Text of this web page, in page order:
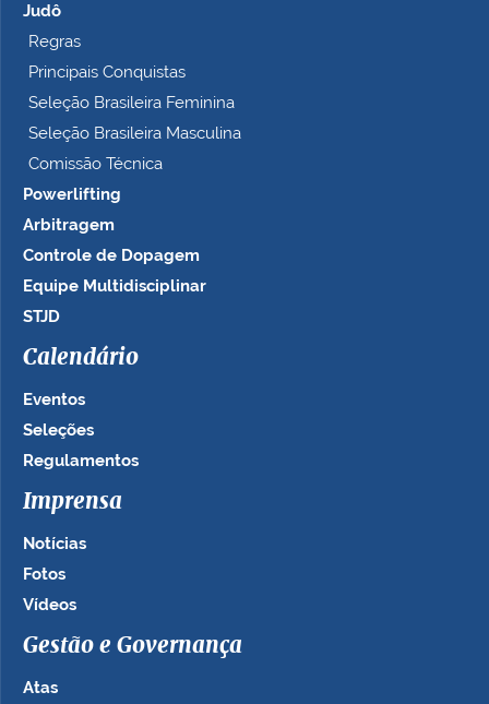
Judô
Regras
Principais Conquistas
Seleção Brasileira Feminina
Seleção Brasileira Masculina
Comissão Técnica
Powerlifting
Arbitragem
Controle de Dopagem
Equipe Multidisciplinar
STJD
Calendário
Eventos
Seleções
Regulamentos
Imprensa
Notícias
Fotos
Vídeos
Gestão e Governança
Atas